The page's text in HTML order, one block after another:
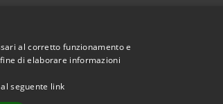
al corretto funzionamento e
di elaborare informazioni
seguente link